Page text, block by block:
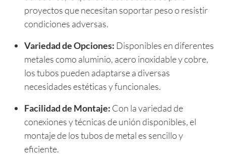
proyectos que necesitan soportar peso o resistir
condiciones adversas.
Variedad de Opciones: Disponibles en diferentes
metales como aluminio, acero inoxidable y cobre,
los tubos pueden adaptarse a diversas
necesidades estéticas y funcionales.
Facilidad de Montaje: Con la variedad de
conexiones y técnicas de unión disponibles, el
montaje de los tubos de metal es sencillo y
eficiente.